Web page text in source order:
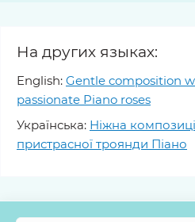
На других языках:
English: Gentle composition
passionate Piano roses
Українська: Ніжна
пристрасної троянди Піано